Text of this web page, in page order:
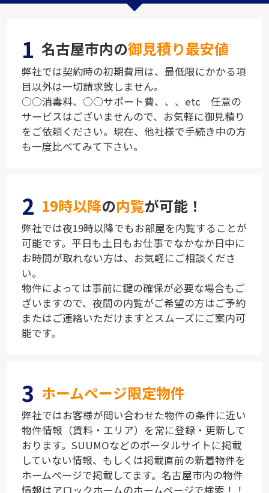
1 名古屋市内の御見積り最安値
弊社では契約時の初期費用は、最低限にかかる項
目以外は一切請求致しません。
○○消毒料、○○サポート費、、、etc 任意の
サービスはございませんので、お気軽に御見積り
をご依頼ください。現在、他社様で手続き中の方
も一度比べてみて下さい。
2 19時以降の内覧が可能！
弊社では夜19時以降でもお部屋を内覧することが
可能です。平日も土日もお仕事でなかなか日中に
お時間が取れない方は、お気軽にご相談くださ
い。
物件によっては事前に鍵の確保が必要な場合もご
ざいますので、夜間の内覧がご希望の方はご予約
またはご連絡いただけますとスムーズにご案内可
能です。
3 ホームページ限定物件
弊社ではお客様が問い合わせた物件の条件に近い
物件情報（賃料・エリア）を常に登録・更新して
おります。SUUMOなどのポータルサイトに掲載
していない情報、もしくは掲載直前の新着物件を
ホームページで掲載してます。名古屋市内の物件
情報はアロックホームのホームページで検索！！